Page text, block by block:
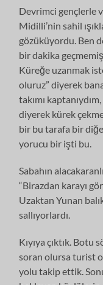
Devrimci gençlerle
Midilli’nin sahil
gözüküyordu. Ben
bir dakika
Küreğe uzanmak
oluruz” diyerek
takımı
diyerek kürek
bir bu tarafa bir
yorucu bir işti bu.
Sabahın
“Birazdan karayı
Uzaktan Yunan
sallıyorlardı.
Kıyıya çıktık. Botu
soran olursa turist
yolu takip ettik.